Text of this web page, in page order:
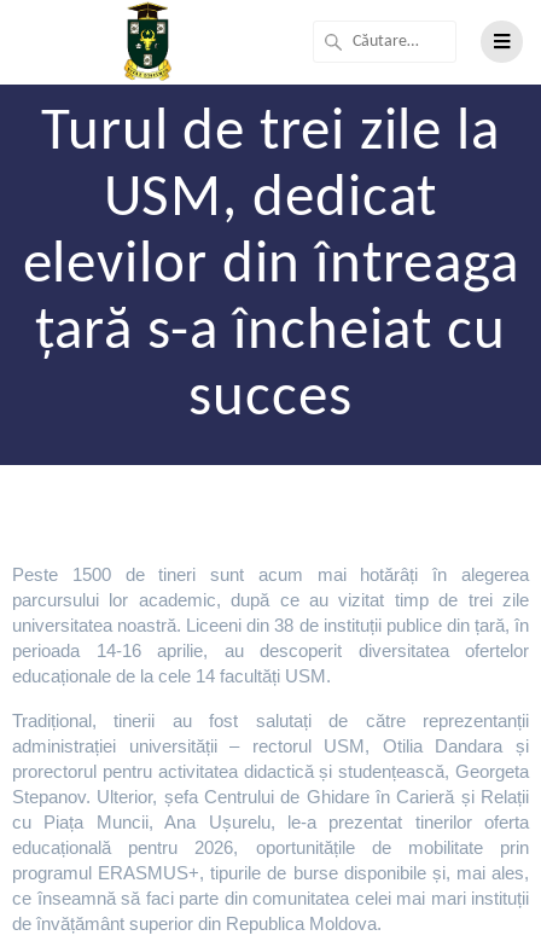
Turul de trei zile la
USM, dedicat
elevilor din întreaga
țară s-a încheiat cu
succes
Peste 1500 de tineri sunt acum mai hotărâți în alegerea
parcursului lor academic, după ce au vizitat timp de trei zile
universitatea noastră. Liceeni din 38 de instituții publice din țară, în
perioada 14-16 aprilie, au descoperit diversitatea ofertelor
educaționale de la cele 14 facultăți USM.
Tradițional, tinerii au fost salutați de către reprezentanții
administrației universității – rectorul USM, Otilia Dandara și
prorectorul pentru activitatea didactică și studențească, Georgeta
Stepanov. Ulterior, șefa Centrului de Ghidare în Carieră și Relații
cu Piața Muncii, Ana Ușurelu, le-a prezentat tinerilor oferta
educațională pentru 2026, oportunitățile de mobilitate prin
programul ERASMUS+, tipurile de burse disponibile și, mai ales,
ce înseamnă să faci parte din comunitatea celei mai mari instituții
de învățământ superior din Republica Moldova.